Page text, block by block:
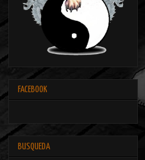
FACEBOOK
BUSQUEDA